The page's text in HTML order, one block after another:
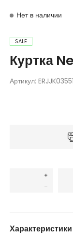
Нет в наличии
SALE
Куртка
Артикул:
Характеристики